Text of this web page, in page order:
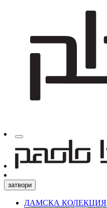
затвори
ДАМСКА КОЛЕКЦИЯ